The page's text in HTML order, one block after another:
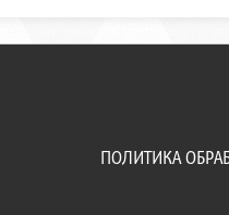
ПОЛИТИКА